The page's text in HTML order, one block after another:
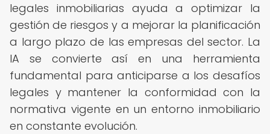
legales inmobiliarias ayuda a optimizar la
gestión de riesgos y a mejorar la planificación
a largo plazo de las empresas del sector. La
IA se convierte así en una herramienta
fundamental para anticiparse a los desafíos
legales y mantener la conformidad con la
normativa vigente en un entorno inmobiliario
en constante evolución.